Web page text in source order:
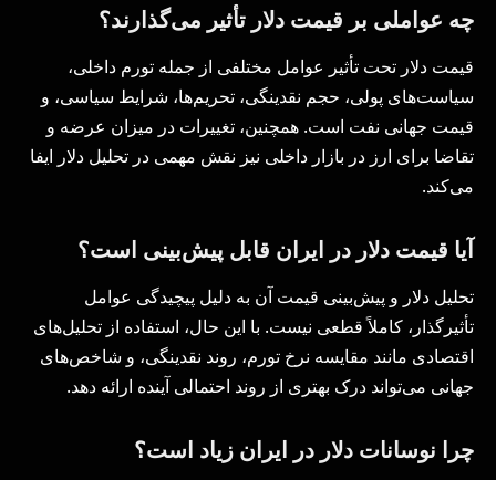
چه عواملی بر قیمت دلار تأثیر می‌گذارند؟
قیمت دلار تحت تأثیر عوامل مختلفی از جمله تورم داخلی،
سیاست‌های پولی، حجم نقدینگی، تحریم‌ها، شرایط سیاسی، و
قیمت جهانی نفت است. همچنین، تغییرات در میزان عرضه و
تقاضا برای ارز در بازار داخلی نیز نقش مهمی در تحلیل دلار ایفا
می‌کند.
آیا قیمت دلار در ایران قابل پیش‌بینی است؟
تحلیل دلار و پیش‌بینی قیمت آن به دلیل پیچیدگی عوامل
تأثیرگذار، کاملاً قطعی نیست. با این حال، استفاده از تحلیل‌های
اقتصادی مانند مقایسه نرخ تورم، روند نقدینگی، و شاخص‌های
جهانی می‌تواند درک بهتری از روند احتمالی آینده ارائه دهد.
چرا نوسانات دلار در ایران زیاد است؟